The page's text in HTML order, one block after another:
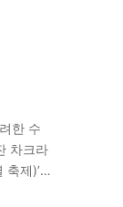
한 수
차크라
제)’가